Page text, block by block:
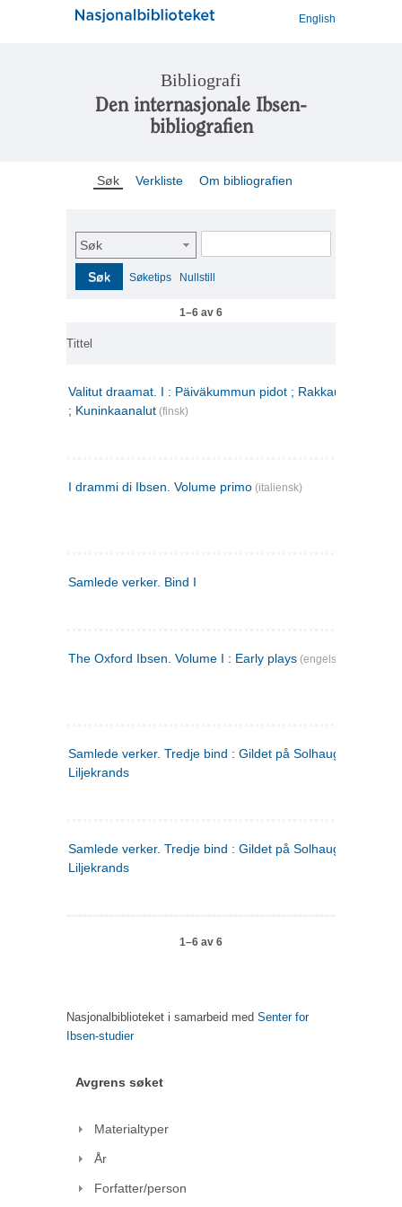
English
Bibliografi
Den internasjonale Ibsen-
bibliografien
Søk Verkliste Om bibliografien
Søk
Søk Søketips Nullstill
1–6 av 6
Tittel
Valitut draamat. I : Päiväkummun pidot ; Rakkauden
; Kuninkaanalut (finsk)
I drammi di Ibsen. Volume primo (italiensk)
Samlede verker. Bind I
The Oxford Ibsen. Volume I : Early plays (engelsk)
Samlede verker. Tredje bind : Gildet på Solhaug ; Olaf
Liljekrands
Samlede verker. Tredje bind : Gildet på Solhaug ; Olaf
Liljekrands
1–6 av 6
Nasjonalbiblioteket i samarbeid med Senter for
Ibsen-studier
Avgrens søket
Materialtyper
År
Forfatter/person